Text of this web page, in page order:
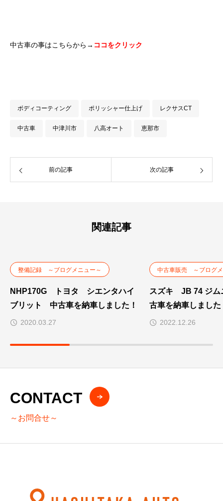
中古車の事はこちらから→ ココをクリック
ボディコーティング ポリッシャー仕上げ レクサスCT
中古車 中津川市 八高オート 恵那市
前の記事 次の記事
関連記事
整備記録 ～ブログメニュー～
NHP170G トヨタ シエンタハイ
ブリット 中古車を納車しました！
2020.03.27
中古車販売 ～ブログ
スズキ JB 74 ジム
古車を納車しました
2022.12.26
CONTACT
～お問合せ～